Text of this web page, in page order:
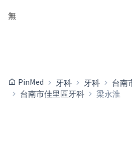
無
PinMed 牙科 牙科
台南
台南市佳里區牙科
梁永淮